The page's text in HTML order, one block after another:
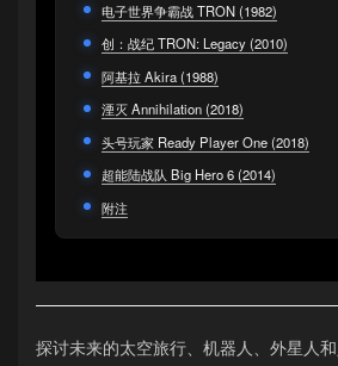
电子世界争霸战 TRON (1982)
创：战纪 TRON: Legacy (2010)
阿基拉 Akira (1988)
湮灭 Annihilation (2018)
头号玩家 Ready Player One (2018)
超能陆战队 Big Hero 6 (2014)
附注
探讨未来的太空旅行、机器人、外星人